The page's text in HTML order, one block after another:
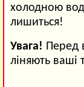
холодною
лишиться!
Увага! Перед
ліняють ваші